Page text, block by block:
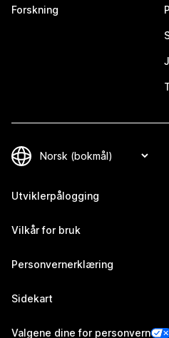
Forskning
Utviklerpålogging
Vilkår for bruk
Personvernerklæring
Sidekart
Valgene dine for personvern